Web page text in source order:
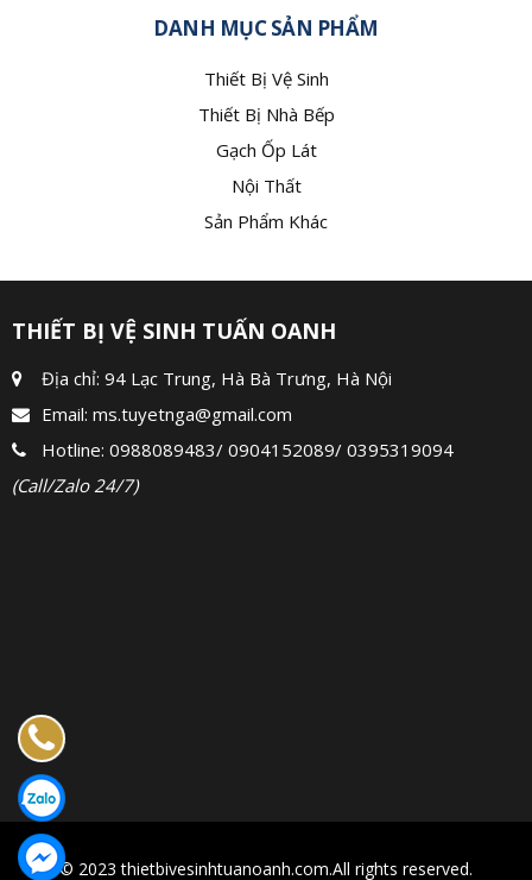
DANH MỤC SẢN PHẨM
Thiết Bị Vệ Sinh
Thiết Bị Nhà Bếp
Gạch Ốp Lát
Nội Thất
Sản Phẩm Khác
THIẾT BỊ VỆ SINH TUẤN OANH
Địa chỉ: 94 Lạc Trung, Hà Bà Trưng, Hà Nội
Email: ms.tuyetnga@gmail.com
Hotline: 0988089483/ 0904152089/ 0395319094
(Call/Zalo 24/7)
© 2023 thietbivesinhtuanoanh.com.All rights reserved.